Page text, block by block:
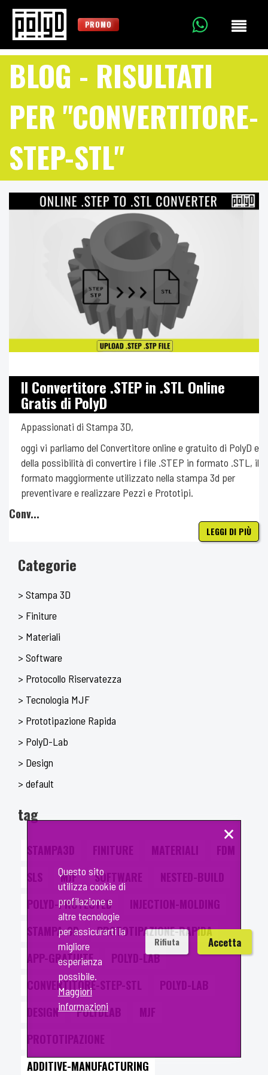
PROMO
BLOG - RISULTATI
PER "CONVERTITORE-
STEP-STL"
Il Convertitore .STEP in .STL Online
Gratis di PolyD
Appassionati di Stampa 3D,
oggi vi parliamo del Convertitore online e gratuito di PolyD e
della possibilità di convertire i file .STEP in formato .STL, il
formato maggiormente utilizzato nella stampa 3d per
preventivare e realizzare Pezzi e Prototipi.
Conv...
LEGGI DI PIÙ
Categorie
> Stampa 3D
> Finiture
> Materiali
> Software
> Protocollo Riservatezza
> Tecnologia MJF
> Prototipazione Rapida
> PolyD-Lab
> Design
> default
tag
STAMPA3D FINITURE MATERIALI
FDM
SLS
MJF SOFTWARE
NESTED-BUILD
POLYD-PROTECTED
INJECTION-MOLDING
STAMPA-3D
PROTOTIPAZIONE-RAPIDA
APP-GRATUITE
POLYD-LAB
CONVERTITORE-STEP-STL
POLYD-LAB
DESIGN
POLYDLAB
MJF
PROTOTIPAZIONE
ADDITIVE-MANUFACTURING
Questo sito
utilizza cookie di
profilazione e
altre tecnologie
per assicurarti la
migliore
esperienza
possibile.
Maggiori
informazioni
Rifiuta Accetta
×